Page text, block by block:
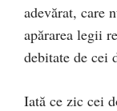
adevărat, care
apărarea legii
debitate de cei
Iată ce zic cei